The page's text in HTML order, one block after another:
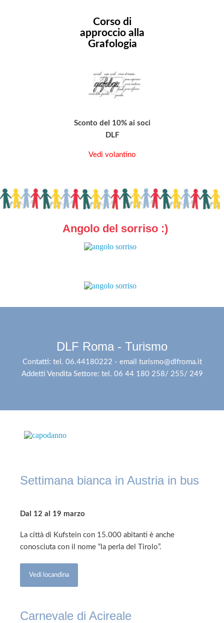
Corso di
approccio alla
Grafologia
Sconto del 10% ai soci
DLF
Vedi volantino
Angolo del sorriso :)
DLF Roma - Turismo
Contatti: tel. 06.44180222 - email turismo@dlfroma.it
Addetti Vendita Settore: tel. 06 44 180 258/ 255/ 249
Settimana bianca in Austria in bus
Dal 12 al 19 marzo
La città di Kufstein con 15.000 abitanti è anche
conosciuta con il nome “la perla del Tirolo”.
Vedi locandina
Carnevale di Acireale